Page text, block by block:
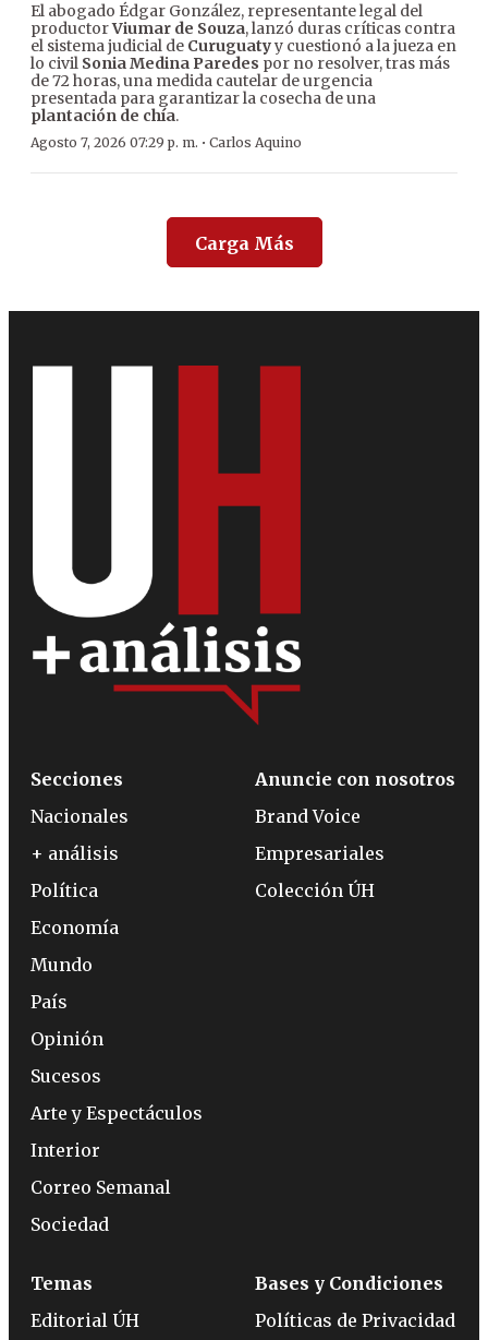
El abogado Édgar González, representante legal del
productorViumar de Souza, lanzó duras críticas contra
el sistema judicial de Curuguatyy cuestionó a la jueza en
lo civil Sonia Medina Paredes por no resolver, tras más
de 72 horas, una medida cautelar de urgencia
presentada para garantizar la cosecha de una
plantación de chía.
Agosto 7, 2026 07:29 p. m. · Carlos Aquino
Carga Más
Secciones
Nacionales
+ análisis
Política
Economía
Mundo
País
Opinión
Sucesos
Arte y Espectáculos
Interior
Correo Semanal
Sociedad
Anuncie con nosotros
Brand Voice
Empresariales
Colección ÚH
Temas
Editorial ÚH
Bases y Condiciones
Políticas de Privacidad